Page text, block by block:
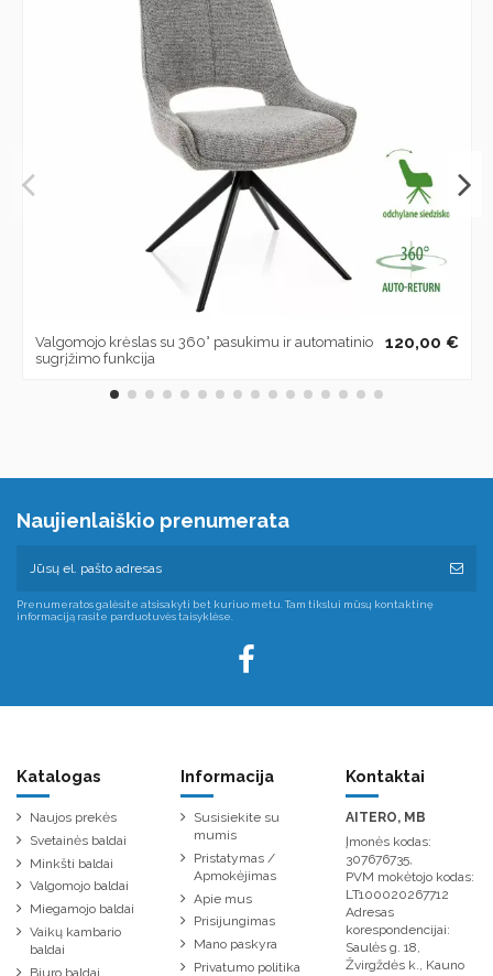
Valgomojo krėslas su 360° pasukimu ir automatinio
sugrįžimo funkcija
120,00 €
Naujienlaiškio prenumerata
Prenumeratos galėsite atsisakyti bet kuriuo metu. Tam tikslui mūsų kontaktinę
informaciją rasite parduotuvės taisyklėse.
Katalogas
Naujos prekės
Svetainės baldai
Minkšti baldai
Valgomojo baldai
Miegamojo baldai
Vaikų kambario
baldai
Biuro baldai
Informacija
Susisiekite su
mumis
Pristatymas /
Apmokėjimas
Apie mus
Prisijungimas
Mano paskyra
Privatumo politika
Kontaktai
AITERO, MB
Įmonės kodas:
307676735,
PVM mokėtojo kodas:
LT100020267712
Adresas
korespondencijai:
Saulės g. 18,
Žvirgždės k., Kauno